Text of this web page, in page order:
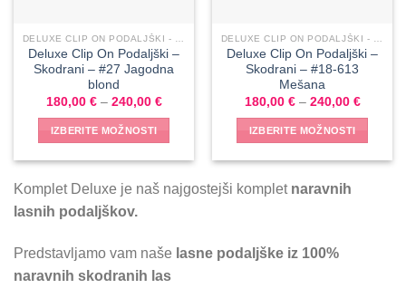
Deluxe Clip On Podaljški –
Skodrani – #27 Jagodna
blond
180,00 €– 240,00 €
IZBERITE MOŽNOSTI
Deluxe Clip On Podaljški –
Skodrani – #18-613
Mešana
180,00 €– 240,00 €
IZBERITE MOŽNOSTI
Komplet Deluxe je naš najgostejši komplet naravnih
lasnih podaljškov.
Predstavljamo vam naše lasne podaljške iz 100%
naravnih skodranih las